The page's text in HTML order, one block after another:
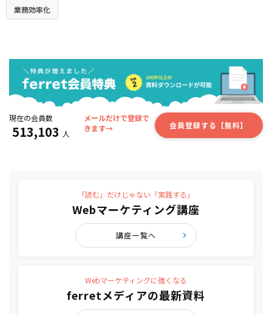
業務効率化
現在の会員数
513,103 人
メールだけで登録で
きます→
会員登録する【無料】
「読む」だけじゃない「実践する」
Webマーケティング講座
講座一覧へ
Webマーケティングに強くなる
ferretメディアの最新資料